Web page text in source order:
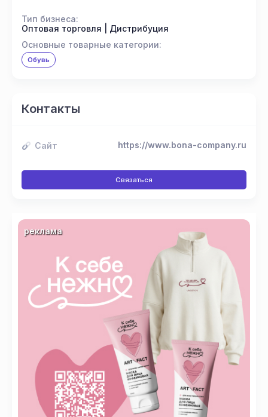
Тип бизнеса:
Оптовая торговля | Дистрибуция
Основные товарные категории:
Обувь
Контакты
Сайт https://www.bona-company.ru
Связаться
реклама